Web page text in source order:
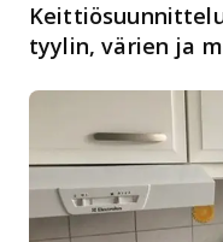
tyylin, värien ja